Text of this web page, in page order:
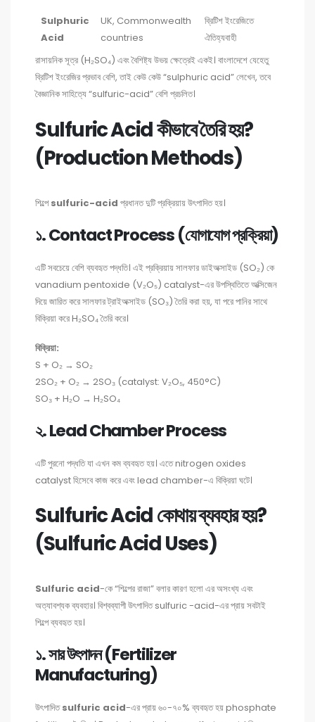
Sulphuric
Acid
UK, Commonwealth
countries
ব্রিটিশ ইংরেজিতে
ঐতিহ্যবাহী
রাসায়নিক সূত্র (H₂SO₄) এবং বৈশিষ্ট্য উভয় ক্ষেত্রেই একই। বাংলাদেশে যেহেতু
ব্রিটিশ ইংরেজির প্রভাব বেশি, তাই কেউ কেউ “sulphuric acid” লেখেন, তবে
বৈজ্ঞানিক সাহিত্যে “sulfuric-acid” বেশি প্রচলিত।
Sulfuric Acid কীভাবে তৈরি হয়?
(Production Methods)
শিল্পেsulfuric-acid প্রধানত দুটি প্রক্রিয়ায় উৎপাদিত হয়।
১. Contact Process (যোগাযোগ প্রক্রিয়া)
এটি সবচেয়ে বেশি ব্যবহৃত পদ্ধতি। এই প্রক্রিয়ায় সালফার ডাইঅক্সাইড (SO₂) কে
vanadium pentoxide (V₂O₅) catalyst-এর উপস্থিতিতে অক্সিজেন
দিয়ে জারিত করে সালফার ট্রাইঅক্সাইড (SO₃) তৈরি করা হয়, যা পরে পানির সাথে
বিক্রিয়া করে H₂SO₄ তৈরি করে।
বিক্রিয়া:
S + O₂ → SO₂
2SO₂ + O₂ → 2SO₃ (catalyst: V₂O₅, 450°C)
SO₃ + H₂O → H₂SO₄
২. Lead Chamber Process
এটি পুরনো পদ্ধতি যা এখন কম ব্যবহৃত হয়। এতে nitrogen oxides
catalyst হিসেবে কাজ করে এবং lead chamber-এ বিক্রিয়া ঘটে।
Sulfuric Acid কোথায় ব্যবহার হয়?
(Sulfuric Acid Uses)
Sulfuric acid-কে “শিল্পের রাজা” বলার কারণ হলো এর অসংখ্য এবং
অত্যাবশ্যক ব্যবহার। বিশ্বব্যাপী উৎপাদিত sulfuric -acid-এর প্রায় সবটাই
শিল্পে ব্যবহৃত হয়।
১. সার উৎপাদন (Fertilizer
Manufacturing)
উৎপাদিতsulfuric acid-এর প্রায় ৬০-৭০% ব্যবহৃত হয় phosphate